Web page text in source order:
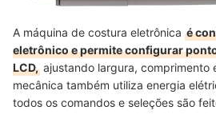
A máquina de costura eletrônica é
eletrônico e permite configurar
LCD, ajustando largura, comprimento
mecânica também utiliza energia
todos os comandos e seleções são